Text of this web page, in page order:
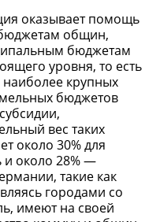
оказывает помощь
общин,
бюджетам
уровня, то есть
крупных
бюджетов
вес таких
около 30% для
и около 28% —
такие как
городами со
имеют на своей